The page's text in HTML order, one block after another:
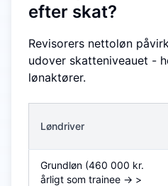
efter skat?
Revisorers nettoløn
udover skatteniveauet -
lønaktører.
Løndriver
Grundløn (460 000 kr.
årligt som trainee → >